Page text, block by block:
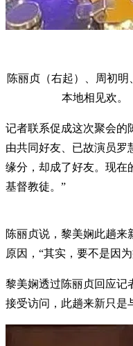
陈丽贞（右起）、周初明
本地相见欢。
记者联系促成这次聚会的
由共同好友、已故演员罗
缘分，却成了好友。现在
基督教徒。”
陈丽贞说，黎美娴此趟来
原因，“其实，要不是因
黎美娴透过陈丽贞回应记
接受访问，此趟来新只是